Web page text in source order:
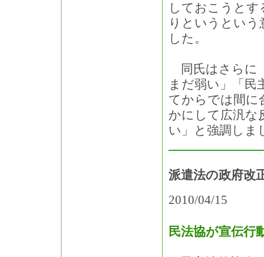
しておこうとす
りというという
した。
同氏はさらに
まだ弱い」「民
てからでは間に
かにして広汎な
い」と強調しま
派遣法の政府改
2010/04/15
民法協が宣伝行